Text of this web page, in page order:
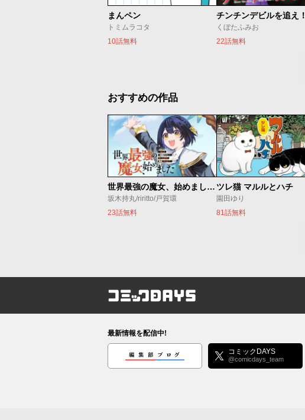
まんペン
トミムラコタ
10話無料
チンチンデビルを追え！
くぼたふみお
22話無料
おすすめの作品
世界最強の魔女、始めました ～私だけ『攻略サイト』を見れる世界で自由に生きます～
坂木持丸/riritto/戸賀環
23話無料
ツレ猫 マルルとハチ
園田ゆり
81話無料
コミックDAYS
最新情報を配信中!
編集部ブログ コミックDAYS
@comicdays_team